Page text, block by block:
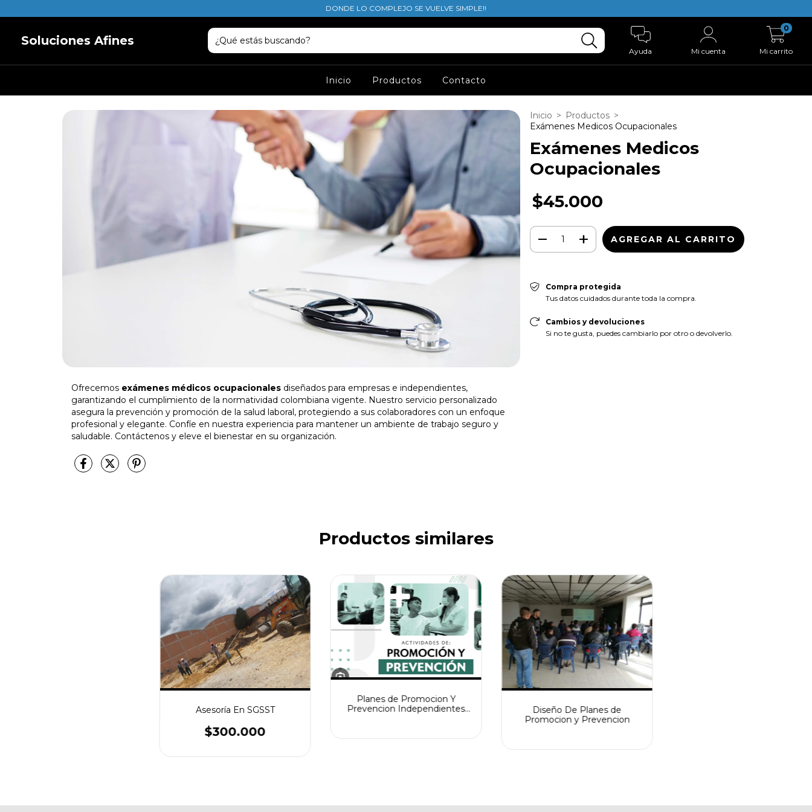
DONDE LO COMPLEJO SE VUELVE SIMPLE!!
Soluciones Afines
Ayuda Mi cuenta Mi carrito
0
Inicio Productos Contacto
Ofrecemos exámenes médicos ocupacionales diseñados para empresas e independientes,
garantizando el cumplimiento de la normatividad colombiana vigente. Nuestro servicio personalizado
asegura la prevención y promoción de la salud laboral, protegiendo a sus colaboradores con un enfoque
profesional y elegante. Confíe en nuestra experiencia para mantener un ambiente de trabajo seguro y
saludable. Contáctenos y eleve el bienestar en su organización.
Inicio > Productos >
Exámenes Medicos Ocupacionales
Exámenes Medicos
Ocupacionales
$45.000
Compra protegida
Tus datos cuidados durante toda la compra.
Cambios y devoluciones
Si no te gusta, puedes cambiarlo por otro o devolverlo.
Productos similares
Asesoría En SGSST
$300.000
Planes de Promocion Y
Prevencion Independientes
Diseño De Planes de
Promocion y Prevencion